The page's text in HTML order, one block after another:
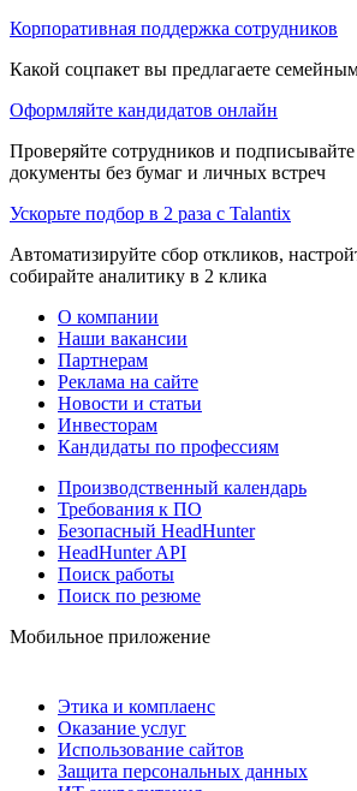
Корпоративная поддержка сотрудников
Какой соцпакет вы предлагаете
Оформляйте кандидатов онлайн
Проверяйте сотрудников и
документы без бумаг и личных встреч
Ускорьте подбор в 2 раза с Talantix
Автоматизируйте сбор откликов,
собирайте аналитику в 2 клика
О компании
Наши вакансии
Партнерам
Реклама на сайте
Новости и статьи
Инвесторам
Кандидаты по профессиям
Производственный календарь
Требования к ПО
Безопасный HeadHunter
HeadHunter API
Поиск работы
Поиск по резюме
Мобильное приложение
Этика и комплаенс
Оказание услуг
Использование сайтов
Защита персональных данных